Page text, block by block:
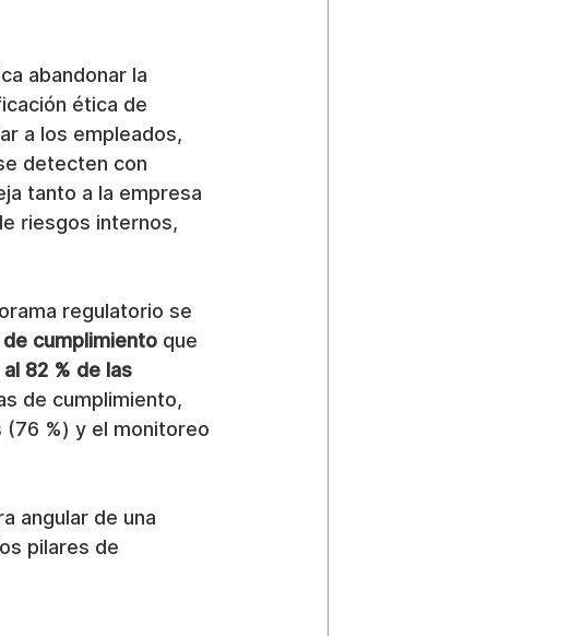
abandonar la
ética de
a los empleados,
detecten con
tanto a la empresa
riesgos internos,
regulatorio se
cumplimiento que
al 82 % de las
de cumplimiento,
(76 %) y el monitoreo
angular de una
pilares de